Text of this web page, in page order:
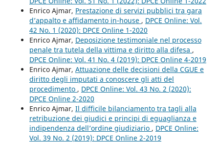
Enrico Ajmar, Prestazione di servizi pubblici tra gara
d’appalto e affidamento in-house , DPCE Online: Vol.
42 No. 1 (2020): DPCE Online 1-2020
Enrico Ajmar, Deposizione testimoniale nel processo
penale tra tutela della vittima e diritto alla difesa ,
DPCE Online: Vol. 41 No. 4 (2019): DPCE Online 4-2019
Enrico Ajmar, Attuazione delle decisioni della CGUE e
diritto degli imputati a conoscere gli atti del
procedimento , DPCE Online: Vol. 43 No. 2 (2020):
DPCE Online 2-2020
Enrico Ajmar, Il difficile bilanciamento tra tagli alla
retribuzione dei giudici e principi di eguaglianza e
indipendenza dell’ordine giudiziario , DPCE Online:
Vol. 39 No. 2 (2019): DPCE Online 2-2019